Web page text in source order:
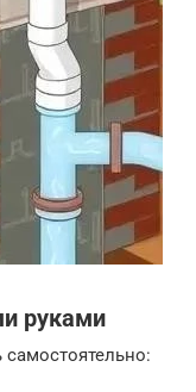
руками